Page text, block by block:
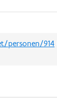
personen/914